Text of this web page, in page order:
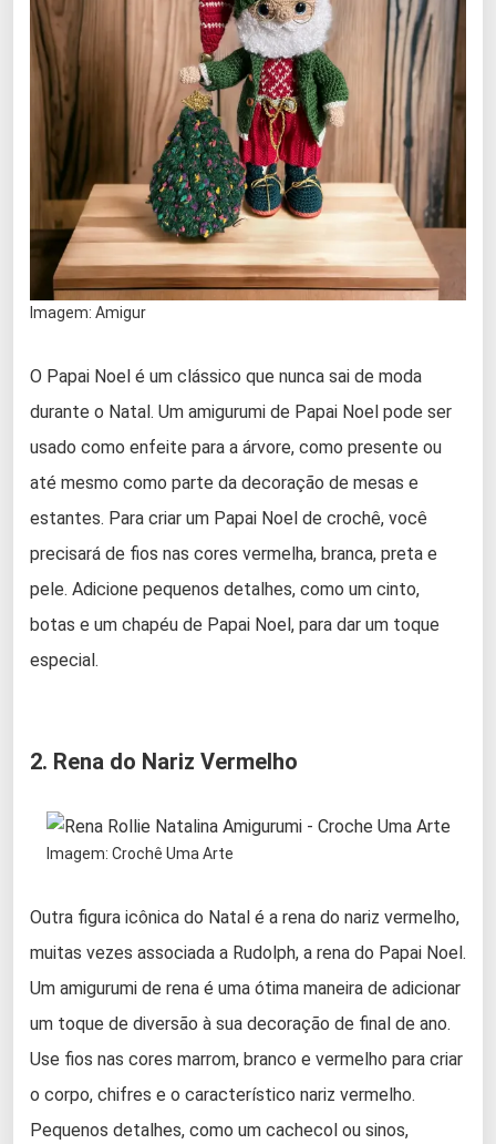
Imagem: Amigur
O Papai Noel é um clássico que nunca sai de moda
durante o Natal. Um amigurumi de Papai Noel pode ser
usado como enfeite para a árvore, como presente ou
até mesmo como parte da decoração de mesas e
estantes. Para criar um Papai Noel de crochê, você
precisará de fios nas cores vermelha, branca, preta e
pele. Adicione pequenos detalhes, como um cinto,
botas e um chapéu de Papai Noel, para dar um toque
especial.
2. Rena do Nariz Vermelho
Imagem: Crochê Uma Arte
Outra figura icônica do Natal é a rena do nariz vermelho,
muitas vezes associada a Rudolph, a rena do Papai Noel.
Um amigurumi de rena é uma ótima maneira de adicionar
um toque de diversão à sua decoração de final de ano.
Use fios nas cores marrom, branco e vermelho para criar
o corpo, chifres e o característico nariz vermelho.
Pequenos detalhes, como um cachecol ou sinos,